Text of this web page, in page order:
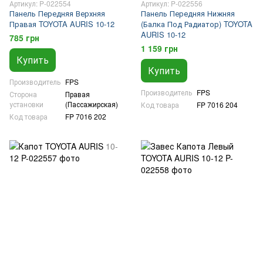
Артикул: P-022554
Панель Передняя Верхняя
Правая TOYOTA AURIS 10-12
785 грн
Купить
Производитель FPS
Сторона
установки
Правая
(Пассажирская)
Код товара
FP 7016 202
Артикул: P-022556
Панель Передняя Нижняя
(Балка Под Радиатор) TOYOTA
AURIS 10-12
1 159 грн
Купить
Производитель FPS
Код товара
FP 7016 204